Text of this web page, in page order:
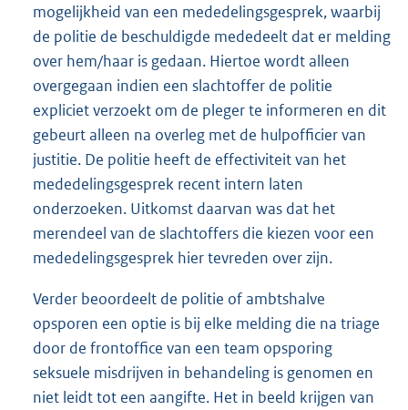
mogelijkheid van een mededelingsgesprek, waarbij
de politie de beschuldigde mededeelt dat er melding
over hem/haar is gedaan. Hiertoe wordt alleen
overgegaan indien een slachtoffer de politie
expliciet verzoekt om de pleger te informeren en dit
gebeurt alleen na overleg met de hulpofficier van
justitie. De politie heeft de effectiviteit van het
mededelingsgesprek recent intern laten
onderzoeken. Uitkomst daarvan was dat het
merendeel van de slachtoffers die kiezen voor een
mededelingsgesprek hier tevreden over zijn.
Verder beoordeelt de politie of ambtshalve
opsporen een optie is bij elke melding die na triage
door de frontoffice van een team opsporing
seksuele misdrijven in behandeling is genomen en
niet leidt tot een aangifte. Het in beeld krijgen van